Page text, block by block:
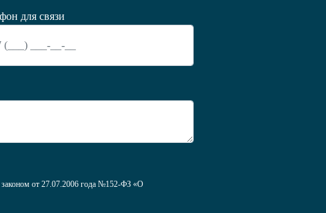
для связи
законом от 27.07.2006 года №152-ФЗ «О